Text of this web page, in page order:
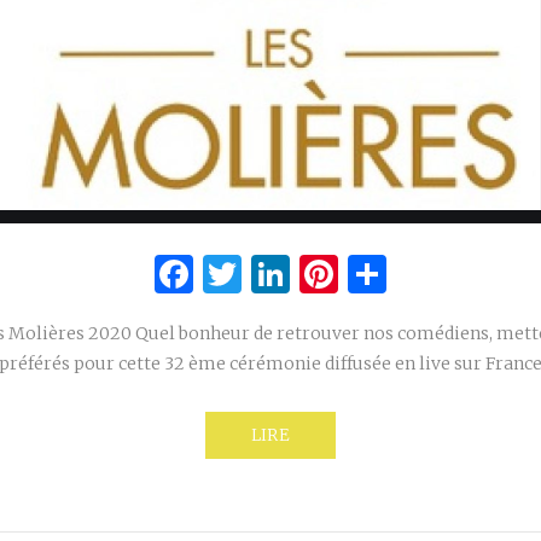
Facebook
Twitter
LinkedIn
Pinterest
Molières 2020 Quel bonheur de retrouver nos comédiens,
pour cette 32 ème cérémonie diffusée en live sur
LIRE